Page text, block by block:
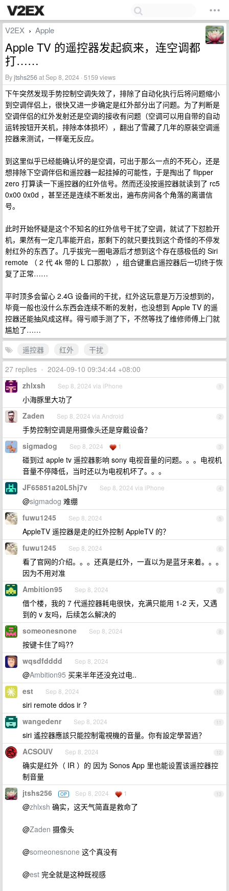
V2EX › Apple
Apple TV 的遥控器发起疯来，连空调都
打……
Byjtshs256at Sep 8, 2024 · 5159 views
下午突然发现手势控制空调失效了，排除了自动化执行后将问题缩小
到空调伴侣上，很快又进一步确定是红外部分出了问题。为了判断是
空调伴侣的红外发射还是空调的接收有问题（空调可以用自带的自动
运转按钮开关机，排除本体损坏），翻出了雪藏了几年的原装空调遥
控器来测试，一样毫无反应。
到这里似乎已经能确认坏的是空调，可出于那么一点的不死心，还是
想排除下空调伴侣和遥控器一起挂掉的可能性，于是掏出了 flipper
zero 打算读一下遥控器的红外信号。然而还没按遥控器就读到了 rc5
0x00 0x0d ，甚至还是连续不断发出，遍布房间各个角落的离谱信
号。
此时开始怀疑是这个不知名的红外信号干扰了空调，就试了下怼脸开
机，果然有一定几率能开启，那剩下的就只要找到这个奇怪的不停发
射红外的东西了。几乎拔完一圈电源后才想到这个存在感极低的 Siri
remote （ 2 代 4k 带的 L 口那款），组合键重启遥控器后一切终于恢
复了正常……
平时顶多会留心 2.4G 设备间的干扰，红外这玩意是万万没想到的，
毕竟一般也没什么东西会连续不断的发射，也没想到 Apple TV 的遥
控器还能抽风成这样。得亏顺手测了下，不然等找了维修师傅上门就
尴尬了……
遥控器
红外
干扰
27 replies • 2024-09-10 09:34:44 +08:00
1
zhlxsh Sep 8, 2024 via iPhone
小海豚里大功了
2
Zaden Sep 8, 2024 via Android
手势控制空调是用摄像头还是穿戴设备？
3
sigmadog Sep 8, 2024 1
碰到过 apple tv 遥控器影响 sony 电视音量的问题。。。电视机
音量不停降低，当时还以为电视机坏了。。。
4
JF65851a20L5hj7v Sep 8, 2024 via iPhone
@sigmadog 难绷
5
fuwu1245 Sep 8, 2024
AppleTV 遥控器是走的红外控制 AppleTV 的？
6
fuwu1245 Sep 8, 2024
看了官网的介绍。。。还真是红外，一直以为是蓝牙来着。。。
因为不用对准
7
Ambition95 Sep 8, 2024
借个楼，我的 7 代遥控器耗电很快，充满只能用 1-2 天，又遇
到的 v 友吗，后续怎么解决的
8
someonesnone Sep 8, 2024
按键卡住了吗??
9
wqsdfdddd Sep 8, 2024
@Ambition95 买来半年还没充过电..
10
est Sep 8, 2024
siri remote ddos ir ?
11
wangedenr Sep 8, 2024
siri 遙控器應該只能控制電視機的音量。你有設定學習過？
12
ACSOUV Sep 8, 2024
确实是红外（ IR ）的 因为 Sonos App 里也能设置该遥控器控
制音量
13
jtshs256 OP Sep 8, 2024 1
@zhlxsh 确实，这天气简直是救命了
@Zaden 摄像头
@someonesnone 这个真没有
@est 完全就是这种既视感